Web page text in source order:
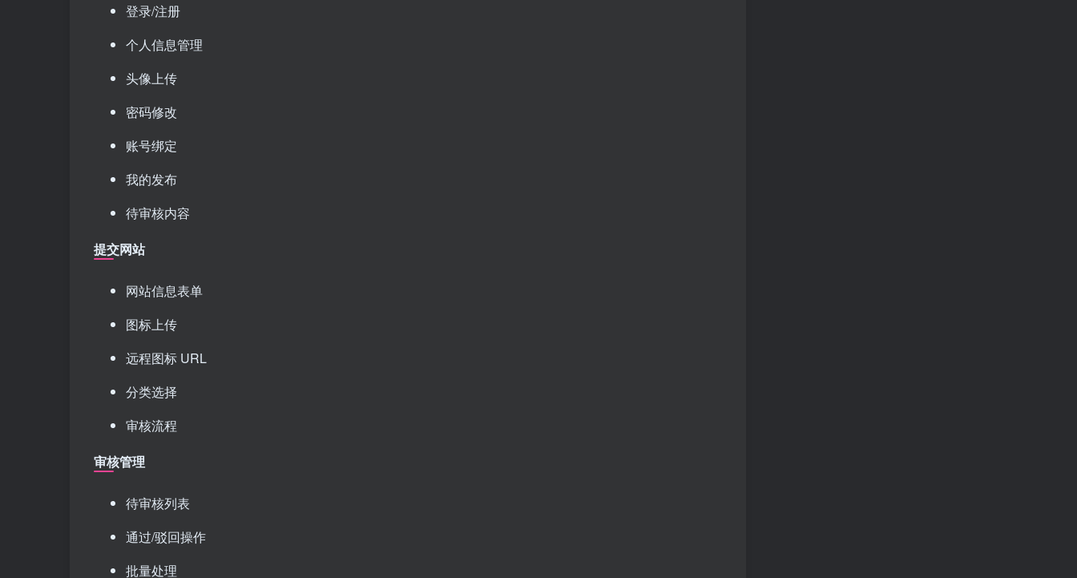
登录/注册
个人信息管理
头像上传
密码修改
账号绑定
我的发布
待审核内容
提交网站
网站信息表单
图标上传
远程图标 URL
分类选择
审核流程
审核管理
待审核列表
通过/驳回操作
批量处理